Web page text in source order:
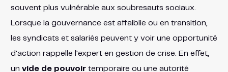
souvent plus vulnérable aux soubresauts sociaux.
Lorsque la gouvernance est affaiblie ou en transition,
les syndicats et salariés peuvent y voir une opportunité
d’action rappelle l’expert en gestion de crise. En effet,
un vide de pouvoirtemporaire ou une autorité